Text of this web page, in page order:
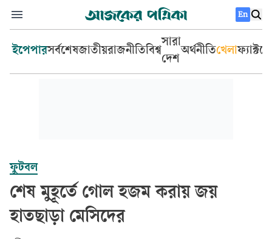
En
ইপেপারসর্বশেষজাতীয়রাজনীতিবিশ্ব
সারা
দেশ
অর্থনীতিখেলা
ফুটবল
শেষ মুহূর্তে গোল হজম করায় জয়
হাতছাড়া মেসিদের